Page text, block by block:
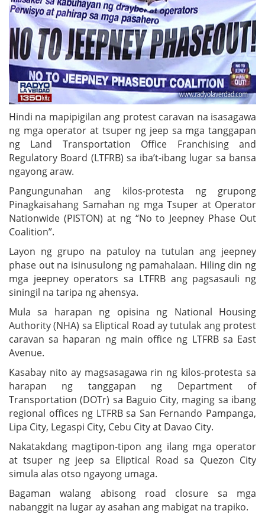
Hindi na mapipigilan ang protest caravan na isasagawa
ng mga operator at tsuper ng jeep sa mga tanggapan
ng Land Transportation Office Franchising and
Regulatory Board (LTFRB) sa iba’t-ibang lugar sa bansa
ngayong araw.
Pangungunahan ang kilos-protesta ng grupong
Pinagkaisahang Samahan ng mga Tsuper at Operator
Nationwide (PISTON) at ng “No to Jeepney Phase Out
Coalition”.
Layon ng grupo na patuloy na tutulan ang jeepney
phase out na isinusulong ng pamahalaan. Hiling din ng
mga jeepney operators sa LTFRB ang pagsasauli ng
siningil na taripa ng ahensya.
Mula sa harapan ng opisina ng National Housing
Authority (NHA) sa Eliptical Road ay tutulak ang protest
caravan sa haparan ng main office ng LTFRB sa East
Avenue.
Kasabay nito ay magsasagawa rin ng kilos-protesta sa
harapan ng tanggapan ng Department of
Transportation (DOTr) sa Baguio City, maging sa ibang
regional offices ng LTFRB sa San Fernando Pampanga,
Lipa City, Legaspi City, Cebu City at Davao City.
Nakatakdang magtipon-tipon ang ilang mga operator
at tsuper ng jeep sa Eliptical Road sa Quezon City
simula alas otso ngayong umaga.
Bagaman walang abisong road closure sa mga
nabanggit na lugar ay asahan ang mabigat na trapiko.